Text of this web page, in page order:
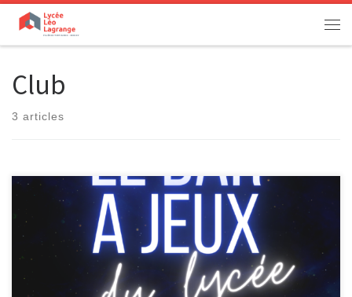
Passer au contenu
Club
3 articles